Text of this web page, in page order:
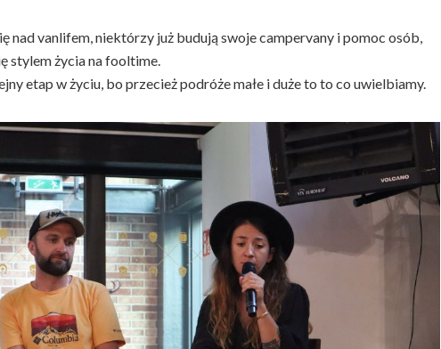
nad vanlifem, niektórzy już budują swoje campervany i pomoc osób,
stylem życia na fooltime.
etap w życiu, bo przecież podróże małe i duże to to co uwielbiamy.